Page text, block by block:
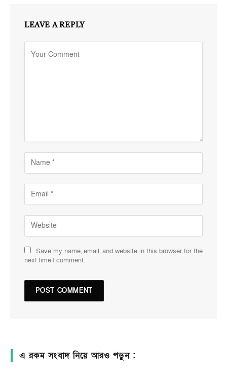
LEAVE A REPLY
Save my name, email, and website in this browser for the
next time I comment.
এ রকম সংবাদ নিয়ে আরও পড়ুন :